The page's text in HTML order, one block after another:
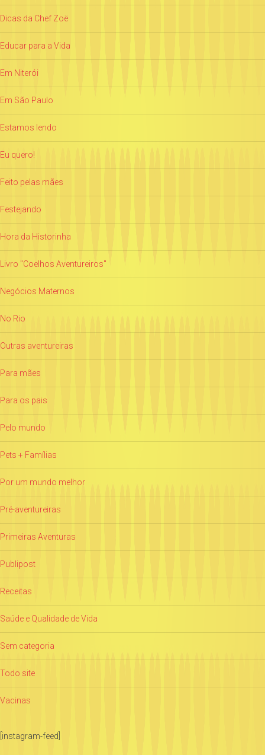
Dicas da Chef Zoë
Educar para a Vida
Em Niterói
Em São Paulo
Estamos lendo
Eu quero!
Feito pelas mães
Festejando
Hora da Historinha
Livro "Coelhos Aventureiros"
Negócios Maternos
No Rio
Outras aventureiras
Para mães
Para os pais
Pelo mundo
Pets + Famílias
Por um mundo melhor
Pré-aventureiras
Primeiras Aventuras
Publipost
Receitas
Saúde e Qualidade de Vida
Sem categoria
Todo site
Vacinas
[instagram-feed]